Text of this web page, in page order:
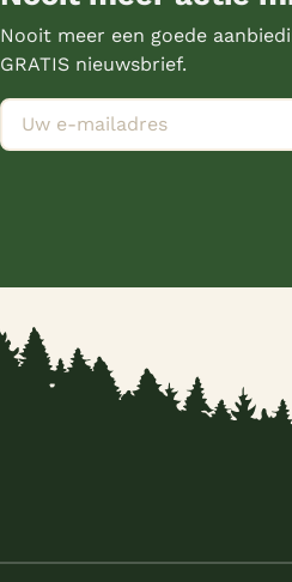
Nooit meer een goede
GRATIS nieuwsbrief.